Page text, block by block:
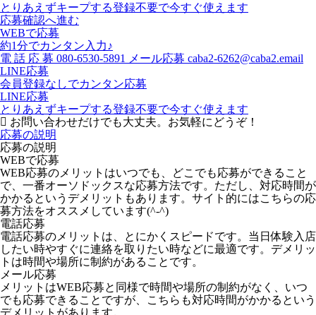
とりあえずキープする登録不要で今すぐ使えます
応募確認へ進む
WEBで応募
約1分でカンタン入力♪
電 話 応 募 080-6530-5891 メール応募 caba2-6262@caba2.email
LINE応募
会員登録なしでカンタン応募
LINE応募
とりあえずキープする登録不要で今すぐ使えます
お問い合わせだけでも大丈夫。お気軽にどうぞ！
応募の説明
応募の説明
WEBで応募
WEB応募のメリットはいつでも、どこでも応募ができること
で、一番オーソドックスな応募方法です。ただし、対応時間が
かかるというデメリットもあります。サイト的にはこちらの応
募方法をオススメしています(^-^)
電話応募
電話応募のメリットは、とにかくスピードです。当日体験入店
したい時やすぐに連絡を取りたい時などに最適です。デメリッ
トは時間や場所に制約があることです。
メール応募
メリットはWEB応募と同様で時間や場所の制約がなく、いつ
でも応募できることですが、こちらも対応時間がかかるという
デメリットがあります。